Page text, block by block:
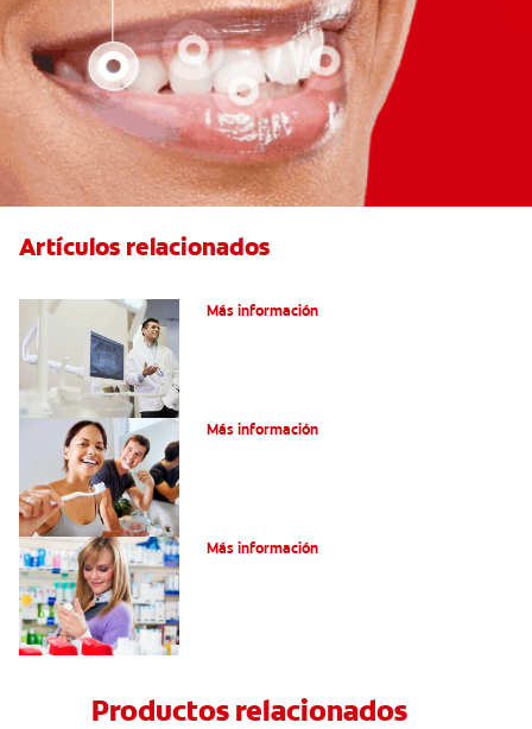
Artículos relacionados
Más información
Más información
Más información
Productos relacionados